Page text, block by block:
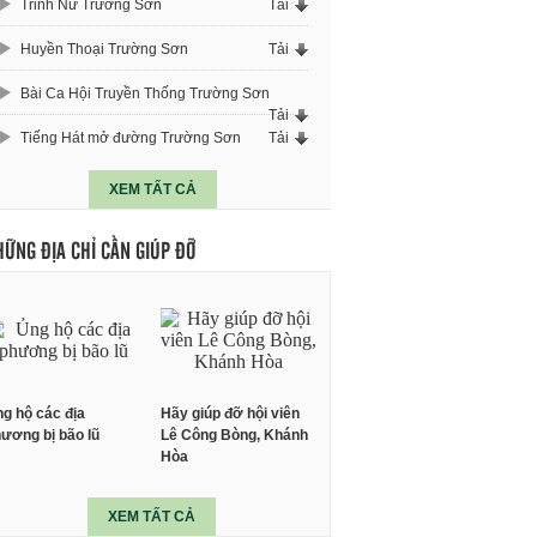
Trinh Nữ Trường Sơn Tải
Huyền Thoại Trường Sơn Tải
Bài Ca Hội Truyền Thống Trường Sơn
Tải
Tiếng Hát mở đường Trường Sơn
Tải
XEM TẤT CẢ
ĐỊA CHỈ CẦN GIÚP ĐỠ
hộ các địa
bị bão lũ
Hãy giúp đỡ hội viên
Lê Công Bòng, Khánh
Hòa
XEM TẤT CẢ